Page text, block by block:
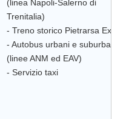
(linea Napoli-Salerno di
Trenitalia)
- Treno storico Pietrarsa
- Autobus urbani e suburbani
(linee ANM ed EAV)